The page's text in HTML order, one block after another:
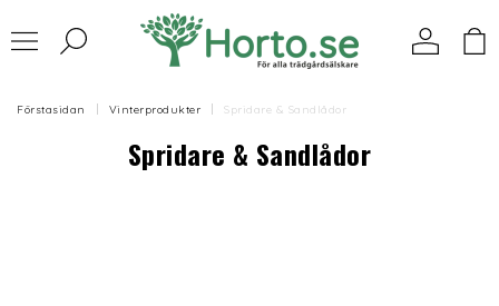
Förstasidan Vinterprodukter Spridare & Sandlådor
Spridare & Sandlådor